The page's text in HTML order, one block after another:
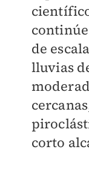
de
lluvias
corto